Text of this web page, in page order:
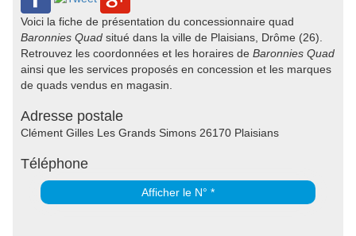
Voici la fiche de présentation du concessionnaire quad
Baronnies Quad situé dans la ville de Plaisians, Drôme (26).
Retrouvez les coordonnées et les horaires de Baronnies Quad
ainsi que les services proposés en concession et les marques
de quads vendus en magasin.
Adresse postale
Clément Gilles Les Grands Simons 26170 Plaisians
Téléphone
Afficher le N° *